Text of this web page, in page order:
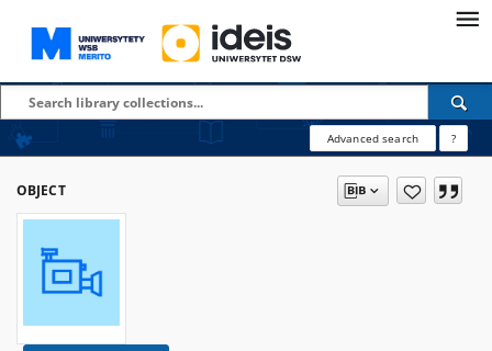
Advanced search ?
OBJECT